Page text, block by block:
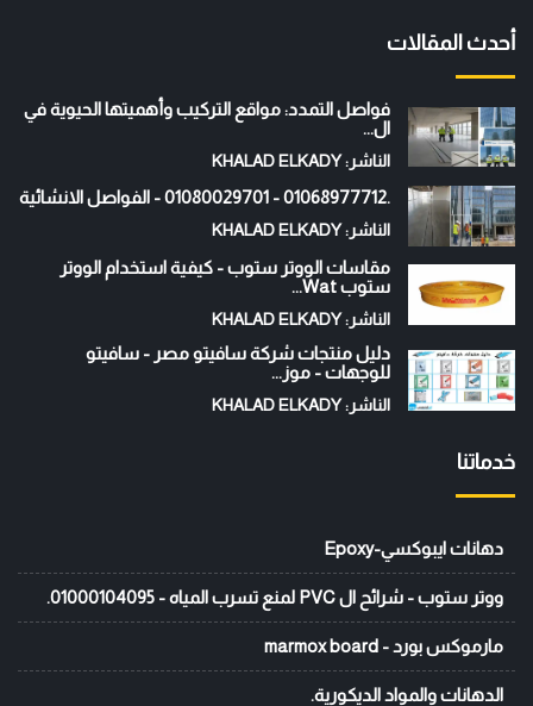
أحدث المقالات
فواصل التمدد: مواقع التركيب وأهميتها الحيوية في
ال...
الناشر: KHALAD ELKADY
.01068977712 - 01080029701 - الفواصل الانشائية
الناشر: KHALAD ELKADY
مقاسات الووتر ستوب - كيفية استخدام الووتر
ستوب Wat...
الناشر: KHALAD ELKADY
دليل منتجات شركة سافيتو مصر - سافيتو
للوجهات - موز...
الناشر: KHALAD ELKADY
خدماتنا
دهانات ايبوكسي-Epoxy
ووتر ستوب - شرائح ال PVC لمنع تسرب المياه - 01000104095.
مارموكس بورد - marmox board
الدهانات والمواد الديكورية.